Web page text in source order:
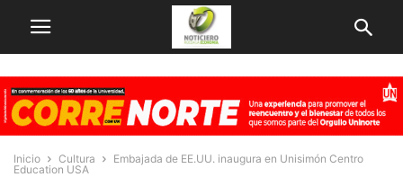
Inicio Cultura
Embajada de EE.UU. inaugura en Unisimón Centro
Education USA